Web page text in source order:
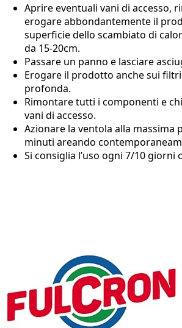
Aprire eventuali vani di accesso,
erogare abbondantemente il
superficie dello scambiato di
da 15-20cm.
Passare un panno e lasciare
Erogare il prodotto anche sui
profonda.
Rimontare tutti i componenti e
vani di accesso.
Azionare la ventola alla massima
minuti areando
Si consiglia l’uso ogni 7/10 giorni